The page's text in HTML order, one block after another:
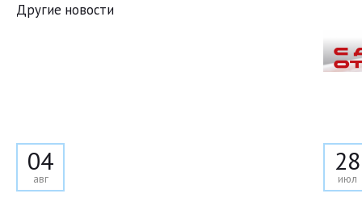
Другие новости
04
авг
28
июл